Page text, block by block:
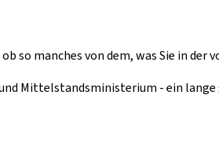
so manches von dem, was Sie in
Mittelstandsministerium - ein